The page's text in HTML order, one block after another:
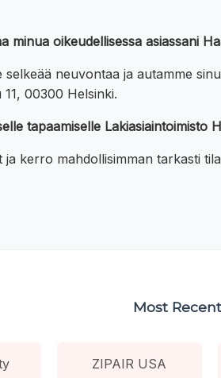
minua oikeudellisessa asiassani
neuvontaa ja autamme
00300 Helsinki.
tapaamiselle Lakiasiaintoimisto
kerro mahdollisimman tarkasti
Most
ZIPAIR USA